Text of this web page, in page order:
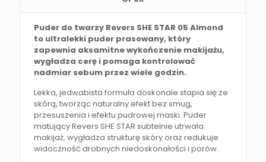
Puder do twarzy Revers SHE STAR 05 Almond
to ultralekki puder prasowany, który
zapewnia aksamitne wykończenie makijażu,
wygładza cerę i pomaga kontrolować
nadmiar sebum przez wiele godzin.
Lekka, jedwabista formuła doskonale stapia się ze
skórą, tworząc naturalny efekt bez smug,
przesuszenia i efektu pudrowej maski. Puder
matujący Revers SHE STAR subtelnie utrwala
makijaż, wygładza strukturę skóry oraz redukuje
widoczność drobnych niedoskonałości i porów.